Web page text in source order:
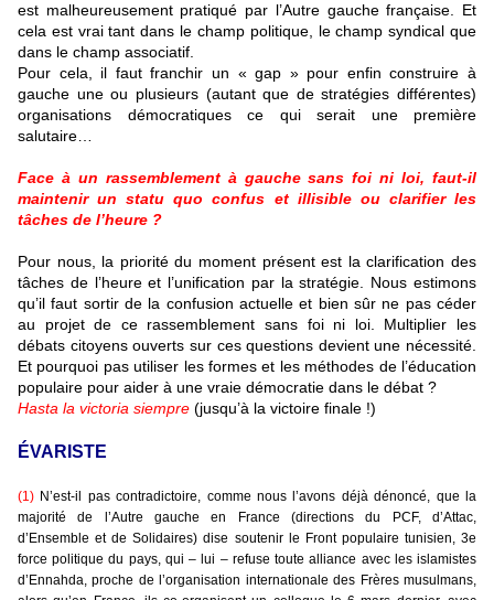
est malheureusement pratiqué par l’Autre gauche française. Et
cela est vrai tant dans le champ politique, le champ syndical que
dans le champ associatif.
Pour cela, il faut franchir un « gap » pour enfin construire à
gauche une ou plusieurs (autant que de stratégies différentes)
organisations démocratiques ce qui serait une première
salutaire…
Face à un rassemblement à gauche sans foi ni loi, faut-il
maintenir un statu quo confus et illisible ou clarifier les
tâches de l’heure ?
Pour nous, la priorité du moment présent est la clarification des
tâches de l’heure et l’unification par la stratégie. Nous estimons
qu’il faut sortir de la confusion actuelle et bien sûr ne pas céder
au projet de ce rassemblement sans foi ni loi. Multiplier les
débats citoyens ouverts sur ces questions devient une nécessité.
Et pourquoi pas utiliser les formes et les méthodes de l’éducation
populaire pour aider à une vraie démocratie dans le débat ?
Hasta la victoria siempre (jusqu’à la victoire finale !)
ÉVARISTE
(1) N’est-il pas contradictoire, comme nous l’avons déjà dénoncé, que la
majorité de l’Autre gauche en France (directions du PCF, d’Attac,
d’Ensemble et de Solidaires) dise soutenir le Front populaire tunisien, 3e
force politique du pays, qui – lui – refuse toute alliance avec les islamistes
d’Ennahda, proche de l’organisation internationale des Frères musulmans,